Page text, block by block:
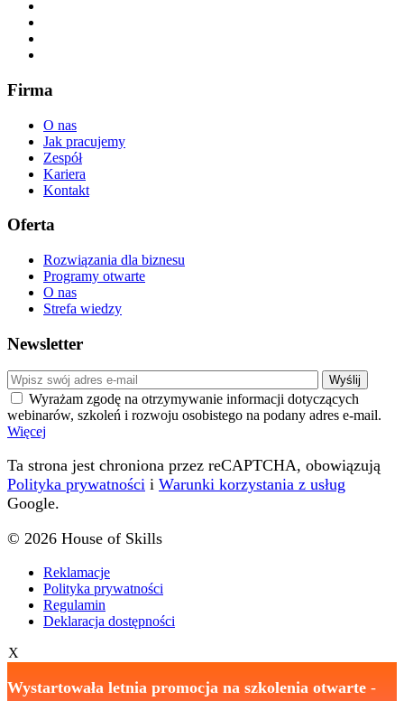
Firma
O nas
Jak pracujemy
Zespół
Kariera
Kontakt
Oferta
Rozwiązania dla biznesu
Programy otwarte
O nas
Strefa wiedzy
Newsletter
Wyrażam zgodę na otrzymywanie informacji dotyczących
webinarów, szkoleń i rozwoju osobistego na podany adres e-mail.
Więcej
Ta strona jest chroniona przez reCAPTCHA, obowiązują
Polityka prywatności i Warunki korzystania z usług
Google.
© 2026 House of Skills
Reklamacje
Polityka prywatności
Regulamin
Deklaracja dostępności
X
Wystartowała letnia promocja na szkolenia otwarte -